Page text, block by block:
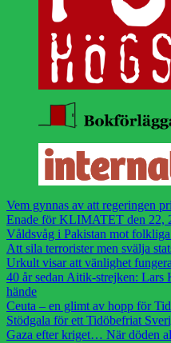
Vem gynnas av att regeringen
Enade för KLIMATET den 22,
Våldsvåg i Pakistan mot
Att sila terrorister men svälja
Urkult visar att vänlighet
40 år sedan Aitik-strejken: Lars
hände
Ceuta – en glimt av hopp för
Stödgala för ett Tidöbefriat
Gaza efter kriget… När döden